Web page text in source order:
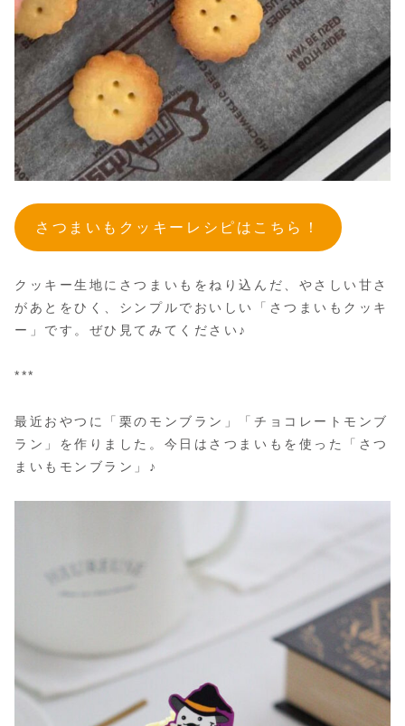
さつまいもクッキーレシピはこちら！
クッキー生地にさつまいもをねり込んだ、やさしい甘さ
があとをひく、シンプルでおいしい「さつまいもクッキ
ー」です。ぜひ見てみてください♪
***
最近おやつに「栗のモンブラン」「チョコレートモンブ
ラン」を作りました。今日はさつまいもを使った「さつ
まいもモンブラン」♪